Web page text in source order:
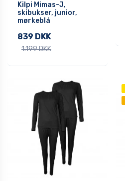
Kilpi Mimas-J,
skibukser, junior,
mørkeblå
839 DKK
1.199 DKK